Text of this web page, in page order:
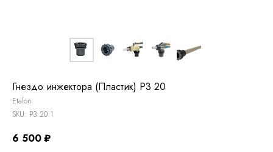
Гнездо инжектора (Пластик) P3 20
Etalon
SKU: P3 20 1
6 500₽